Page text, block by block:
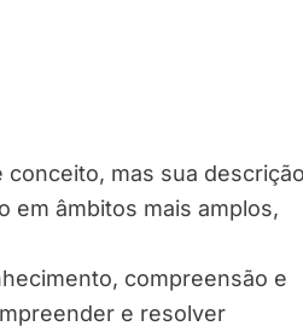
mas sua
em âmbitos mais amplos,
compreensão e
e resolver